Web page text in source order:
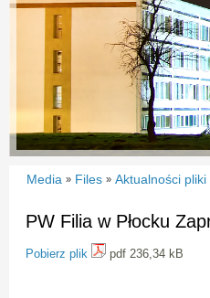
Media » Files » Aktualności pliki
PW Filia w Płocku
Pobierz plik pdf 236,34 kB